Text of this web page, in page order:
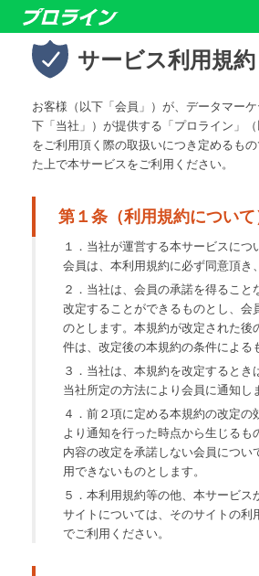
サービス利用規約
お客様（以下「会員」）が、データマー
下「当社」）が提供する「プロライン」（
をご利用頂く際の取扱いにつき定めるも
た上で本サービスをご利用ください。
第１条（利用規約について
１．当社が運営する本サービスにつ
会員は、本利用規約に必ず同意頂き
２．当社は、会員の承諾を得ること
改定することができるものとし、会
のとします。本規約が改定された後
件は、改定後の本規約の条件による
３．当社は、本規約を改定するとき
当社所定の方法により会員に通知し
４．前２項に定める本規約の改定の
より通知を行った時点から生じるも
内容の改定を承諾しない会員につい
用できないものとします。
５．本利用規約等の他、本サービス
サイトについては、そのサイトの利
でご利用ください。